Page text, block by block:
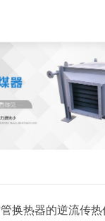
换热器的逆流传热